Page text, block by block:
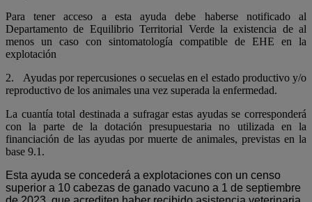
Para tener acceso a esta ayuda debe haberse notificado al
Departamento de Equilibrio Territorial Verde la existencia de al
menos un caso con sintomatología compatible de EHE en la
explotación
2. Ayudas por repercusiones o secuelas en el estado productivo y/o
reproductivo de los animales una vez superada la enfermedad.
La cuantía total destinada a sufragar estas ayudas se corresponderá
con la parte de la dotación presupuestaria no utilizada en la
financiación de las ayudas por muerte de animales, previstas en la
base 9.1.
Esta ayuda se concederá a explotaciones con un censo
superior a 10 cabezas de ganado vacuno a 1 de septiembre